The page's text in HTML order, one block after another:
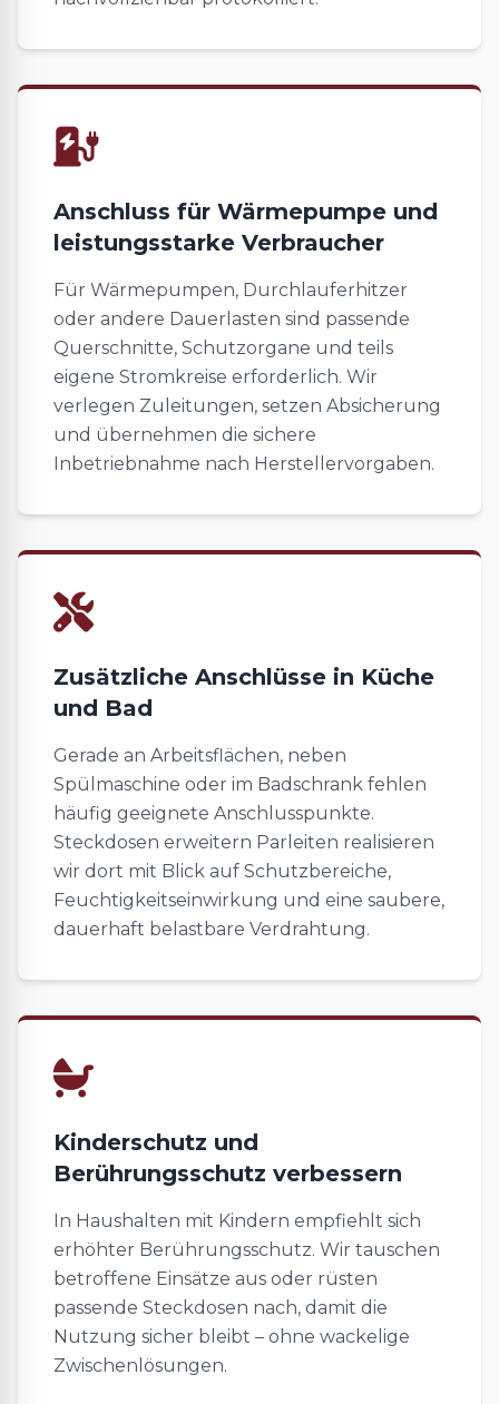
Anschluss für Wärmepumpe und
leistungsstarke Verbraucher
Für Wärmepumpen, Durchlauferhitzer
oder andere Dauerlasten sind passende
Querschnitte, Schutzorgane und teils
eigene Stromkreise erforderlich. Wir
verlegen Zuleitungen, setzen Absicherung
und übernehmen die sichere
Inbetriebnahme nach Herstellervorgaben.
Zusätzliche Anschlüsse in Küche
und Bad
Gerade an Arbeitsflächen, neben
Spülmaschine oder im Badschrank fehlen
häufig geeignete Anschlusspunkte.
Steckdosen erweitern Parleiten realisieren
wir dort mit Blick auf Schutzbereiche,
Feuchtigkeitseinwirkung und eine saubere,
dauerhaft belastbare Verdrahtung.
Kinderschutz und
Berührungsschutz verbessern
In Haushalten mit Kindern empfiehlt sich
erhöhter Berührungsschutz. Wir tauschen
betroffene Einsätze aus oder rüsten
passende Steckdosen nach, damit die
Nutzung sicher bleibt – ohne wackelige
Zwischenlösungen.